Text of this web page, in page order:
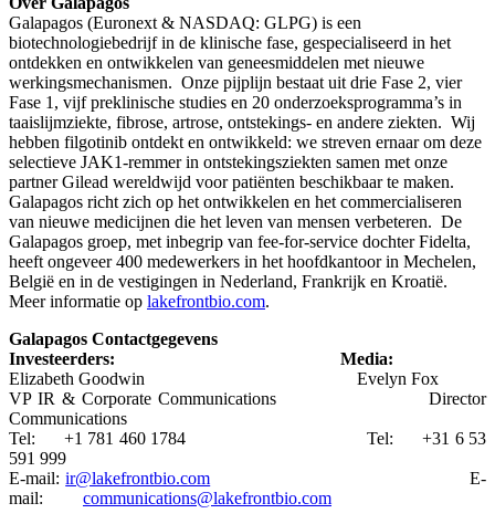
Galapagos (Euronext & NASDAQ: GLPG) is een
biotechnologiebedrijf in de klinische fase, gespecialiseerd in het
ontdekken en ontwikkelen van geneesmiddelen met nieuwe
werkingsmechanismen. Onze pijplijn bestaat uit drie Fase 2, vier
Fase 1, vijf preklinische studies en 20 onderzoeksprogramma’s in
taaislijmziekte, fibrose, artrose, ontstekings- en andere ziekten. Wij
hebben filgotinib ontdekt en ontwikkeld: we streven ernaar om deze
selectieve JAK1-remmer in ontstekingsziekten samen met onze
partner Gilead wereldwijd voor patiënten beschikbaar te maken.
Galapagos richt zich op het ontwikkelen en het commercialiseren
van nieuwe medicijnen die het leven van mensen verbeteren. De
Galapagos groep, met inbegrip van fee-for-service dochter Fidelta,
heeft ongeveer 400 medewerkers in het hoofdkantoor in Mechelen,
België en in de vestigingen in Nederland, Frankrijk en Kroatië.
Meer informatie op lakefrontbio.com.
Galapagos Contactgegevens
Investeerders: Media:
Elizabeth Goodwin Evelyn Fox
VP IR & Corporate Communications Director
Communications
Tel: +1 781 460 1784 Tel: +31 6 53
591 999
E-mail:ir@lakefrontbio.com E-
mail: communications@lakefrontbio.com